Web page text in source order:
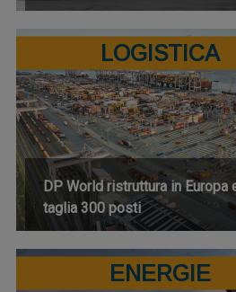
LOGISTICA
DP World ristruttura in Europa
taglia 300 posti
ENERGIE